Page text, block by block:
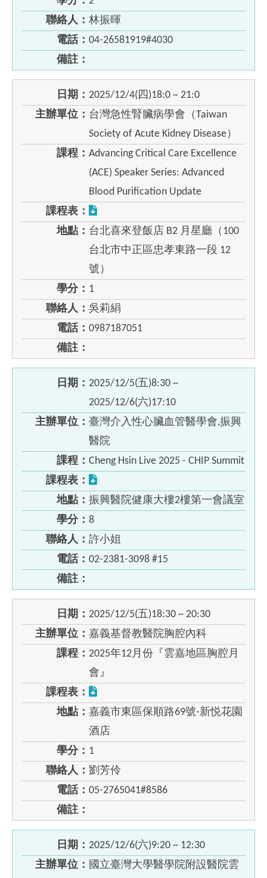
聯絡人： 林振暉
電話： 04-26581919#4030
備註：
日期： 2025/12/4(四)18:0 ~ 21:0
主辦單位： 台灣急性腎臟病學會（Taiwan
Society of Acute Kidney Disease）
課程： Advancing Critical Care Excellence
(ACE) Speaker Series: Advanced
Blood Purification Update
課程表：
地點： 台北喜來登飯店 B2 月星廳（100
台北市中正區忠孝東路一段 12
號）
學分： 1
聯絡人： 吳莉絹
電話： 0987187051
備註：
日期： 2025/12/5(五)8:30 ~
2025/12/6(六)17:10
主辦單位： 臺灣介入性心臟血管醫學會,振興
醫院
課程： Cheng Hsin Live 2025 - CHIP Summit
課程表：
地點： 振興醫院健康大樓2樓第一會議室
學分： 8
聯絡人： 許小姐
電話： 02-2381-3098 #15
備註：
日期： 2025/12/5(五)18:30 ~ 20:30
主辦單位： 嘉義基督教醫院胸腔內科
課程： 2025年12月份『雲嘉地區胸腔月
會』
課程表：
地點： 嘉義市東區保順路69號-新悦花園
酒店
學分： 1
聯絡人： 劉芳伶
電話： 05-2765041#8586
備註：
日期： 2025/12/6(六)9:20 ~ 12:30
主辦單位： 國立臺灣大學醫學院附設醫院雲